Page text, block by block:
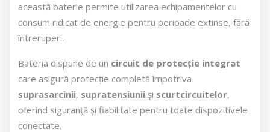
această baterie permite utilizarea echipamentelor cu
consum ridicat de energie pentru perioade extinse, fără
întreruperi.
Bateria dispune de un circuit de protecție integrat
care asigură protecție completă împotriva
suprasarcinii, supratensiunii și scurtcircuitelor,
oferind siguranță și fiabilitate pentru toate dispozitivele
conectate.